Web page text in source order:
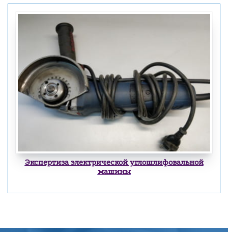
Экспертиза электрической углошлифовальной
машины